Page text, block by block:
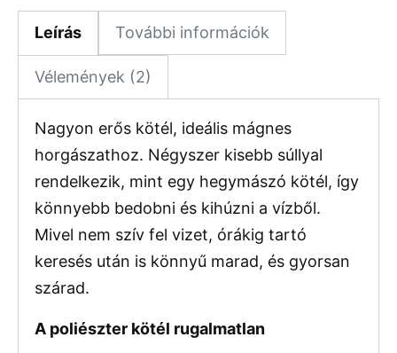
Leírás További információk
Vélemények (2)
Nagyon erős kötél, ideális mágnes
horgászathoz. Négyszer kisebb súllyal
rendelkezik, mint egy hegymászó kötél, így
könnyebb bedobni és kihúzni a vízből.
Mivel nem szív fel vizet, órákig tartó
keresés után is könnyű marad, és gyorsan
szárad.
A poliészter kötél rugalmatlan